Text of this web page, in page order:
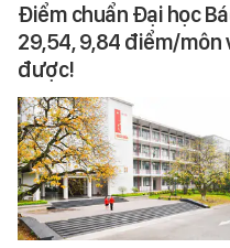
Điểm chuẩn Đại học
29,54, 9,84 điểm/môn
được!